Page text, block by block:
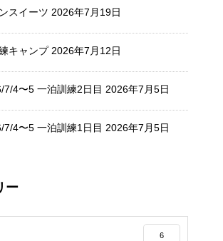
スイーツ 2026年7月19日
キャンプ 2026年7月12日
4〜5 一泊訓練2日目 2026年7月5日
4〜5 一泊訓練1日目 2026年7月5日
ー
6